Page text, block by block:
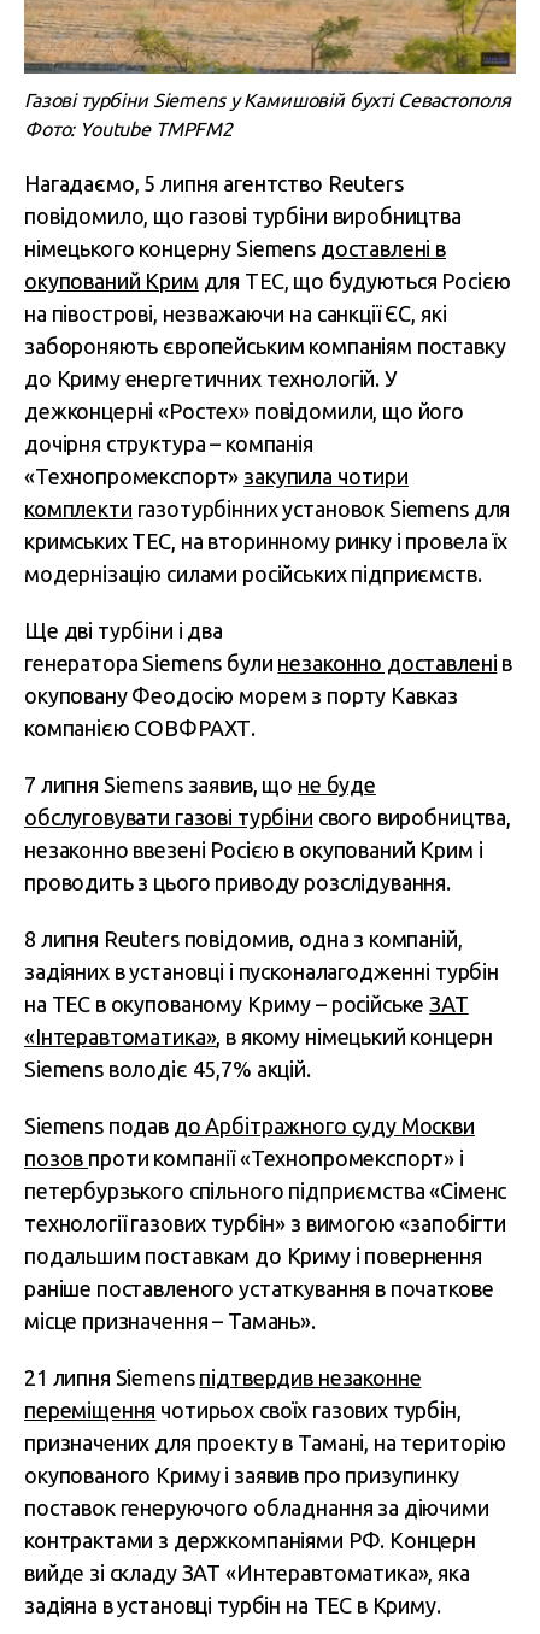
Газові турбіни Siemens у Камишовій бухті Севастополя
Фото: Youtube TMPFM2
Нагадаємо, 5 липня агентство Reuters
повідомило, що газові турбіни виробництва
німецького концерну Siemens доставлені в
окупований Крим для ТЕС, що будуються Росією
на півострові, незважаючи на санкції ЄС, які
забороняють європейським компаніям поставку
до Криму енергетичних технологій. У
дежконцерні «Ростех» повідомили, що його
дочірня структура – компанія
«Технопромекспорт» закупила чотири
комплекти газотурбінних установок Siemens для
кримських ТЕС, на вторинному ринку і провела їх
модернізацію силами російських підприємств.
Ще дві турбіни і два
генератора Siemens були незаконно доставлені в
окуповану Феодосію морем з порту Кавказ
компанією СОВФРАХТ.
7 липня Siemens заявив, що не буде
обслуговувати газові турбіни свого виробництва,
незаконно ввезені Росією в окупований Крим і
проводить з цього приводу розслідування.
8 липня Reuters повідомив, одна з компаній,
задіяних в установці і пусконалагодженні турбін
на ТЕС в окупованому Криму – російськеЗАТ
«Інтеравтоматика», в якому німецький концерн
Siemens володіє 45,7% акцій.
Siemens подав до Арбітражного суду Москви
позов проти компанії «Технопромекспорт» і
петербурзького спільного підприємства «Сіменс
технології газових турбін» з вимогою «запобігти
подальшим поставкам до Криму і повернення
раніше поставленого устаткування в початкове
місце призначення – Тамань».
21 липня Siemens підтвердив незаконне
переміщення чотирьох своїх газових турбін,
призначених для проекту в Тамані, на територію
окупованого Криму і заявив про призупинку
поставок генеруючого обладнання за діючими
контрактами з держкомпаніями РФ. Концерн
вийде зі складу ЗАТ «Интеравтоматика», яка
задіяна в установці турбін на ТЕС в Криму.